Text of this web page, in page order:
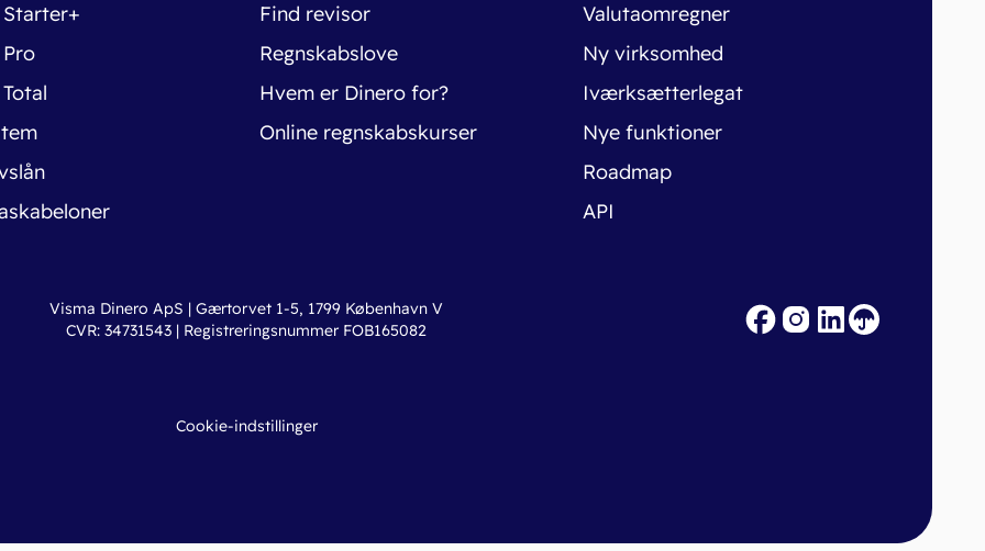
Find revisor
Regnskabslove
Hvem er Dinero for?
Online regnskabskurser
Valutaomregner
Ny virksomhed
Iværksætterlegat
Nye funktioner
Roadmap
API
Visma Dinero ApS | Gærtorvet 1-5, 1799 København V
CVR: 34731543 | Registreringsnummer FOB165082
Cookie-indstillinger